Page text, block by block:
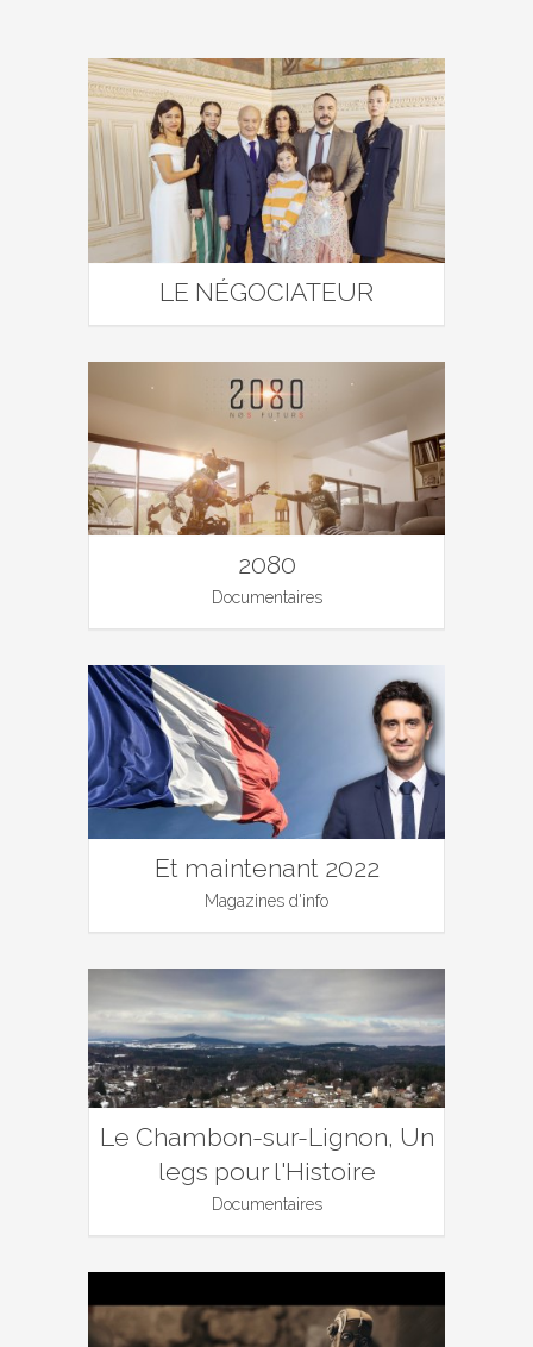
LE NÉGOCIATEUR
2080
Documentaires
Et maintenant 2022
Magazines d'info
Le Chambon-sur-Lignon, Un
legs pour l'Histoire
Documentaires